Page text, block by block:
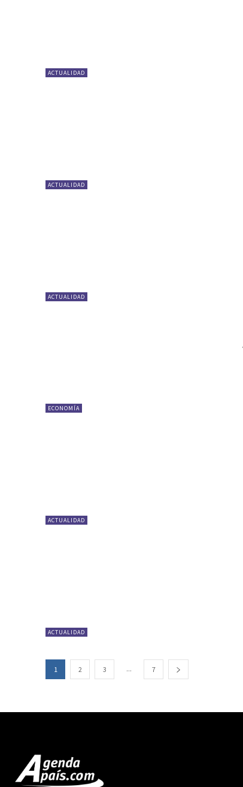
ACTUALIDAD
ACTUALIDAD
ACTUALIDAD
ECONOMÍA
ACTUALIDAD
ACTUALIDAD
1 2 3 ... 7